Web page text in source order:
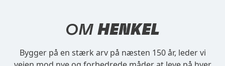
OM HENKEL
Bygger på en stærk arv på næsten 150 år, leder vi